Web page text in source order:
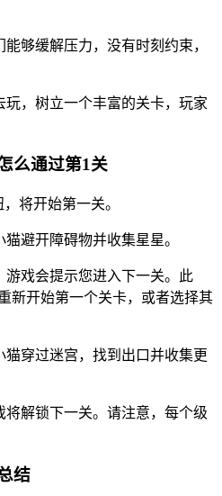
够缓解压力，没有时刻约束，
，树立一个丰富的关卡，玩家
么通过第1关
将开始第一关。
避开障碍物并收集星星。
游戏会提示您进入下一关。此
新开始第一个关卡，或者选择其
穿过迷宫，找到出口并收集更
将解锁下一关。请注意，每个级
结